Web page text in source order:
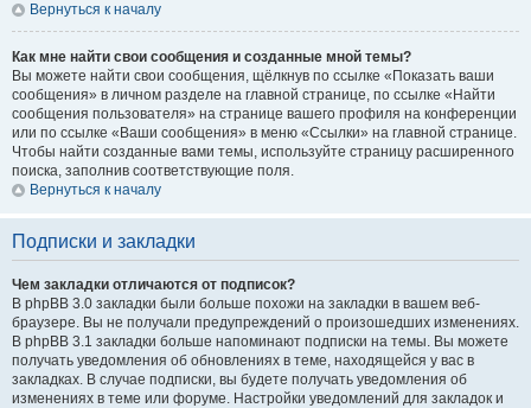
Вернуться к началу
Как мне найти свои сообщения и созданные мной темы?
Вы можете найти свои сообщения, щёлкнув по ссылке «Показать ваши
сообщения» в личном разделе на главной странице, по ссылке «Найти
сообщения пользователя» на странице вашего профиля на конференции
или по ссылке «Ваши сообщения» в меню «Ссылки» на главной странице.
Чтобы найти созданные вами темы, используйте страницу расширенного
поиска, заполнив соответствующие поля.
Вернуться к началу
Подписки и закладки
Чем закладки отличаются от подписок?
В phpBB 3.0 закладки были больше похожи на закладки в вашем веб-
браузере. Вы не получали предупреждений о произошедших изменениях.
В phpBB 3.1 закладки больше напоминают подписки на темы. Вы можете
получать уведомления об обновлениях в теме, находящейся у вас в
закладках. В случае подписки, вы будете получать уведомления об
изменениях в теме или форуме. Настройки уведомлений для закладок и